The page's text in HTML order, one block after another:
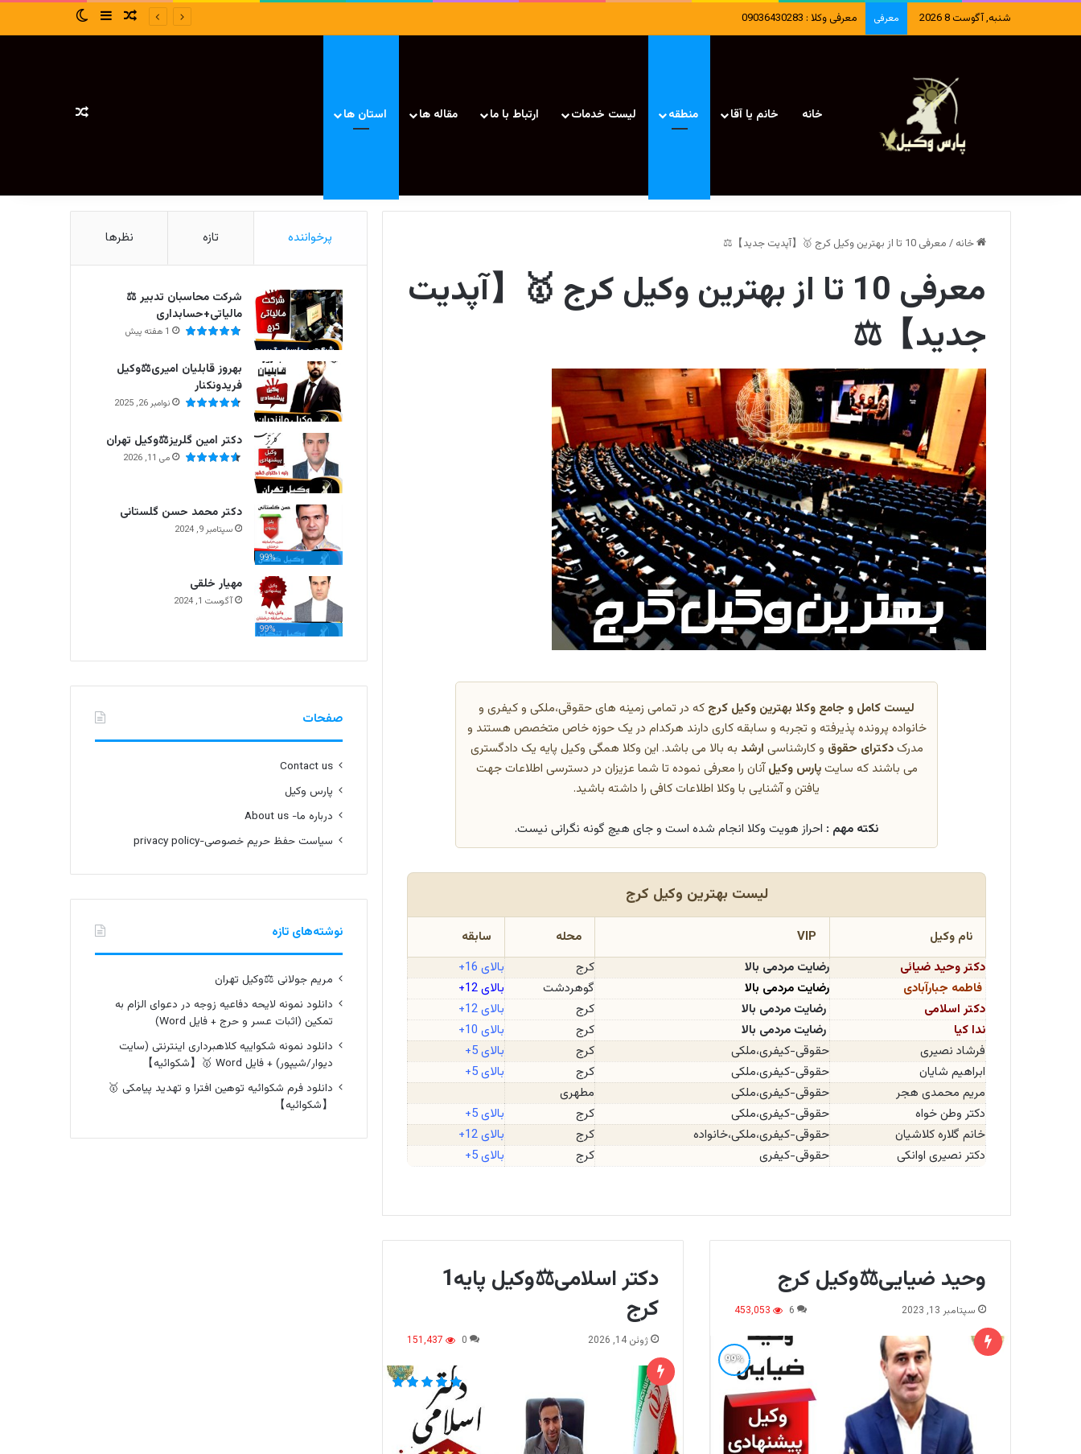
شنبه, آگوست 8 2026 معرفی معرفی وکلا : 09036430283 نوشته تصادفی
سایدبار
خانه خانم یا آقا منطقه لیست خدمات ارتباط با ما مقاله ها استان ها
خانه / معرفی 10 تا از بهترین وکیل کرج 🥇【آپدیت جدید】⚖️
معرفی 10 تا از بهترین وکیل کرج 🥇【آپدیت
جدید】⚖️
لیست کامل و جامع وکلا بهترین وکیل کرج که در تمامی زمینه های حقوقی،ملکی و کیفری و
خانواده پرونده پذیرفته و تجربه و سابقه کاری دارند هرکدام در یک حوزه خاص متخصص هستند و
مدرکدکترای حقوق و کارشناسی ارشد به بالا می باشد. این وکلا همگی وکیل پایه یک دادگستری
می باشند که سایتپارس وکیلآنان را معرفی نموده تا شما عزیزان در دسترسی اطلاعات جهت
یافتن و آشنایی با وکلا اطلاعات کافی را داشته باشید.
نکته مهم : احراز هویت وکلا انجام شده است و جای هیچ گونه نگرانی نیست.
لیست بهترین وکیل کرج
نام وکیل VIP محله
سابقه
دکتر وحید ضیائی
رضایت مردمی بالا کرج
بالای 16+
فاطمه جبارآبادی
رضایت مردمی بالا گوهردشت
بالای 12+
دکتر اسلامی
رضایت مردمی بالا کرج
بالای 12+
ندا کیا
رضایت مردمی بالا کرج
بالای 10+
فرشاد نصیری
حقوقی-کیفری،ملکی کرج
بالای 5+
ابراهیم شایان
حقوقی-کیفری،ملکی کرج
بالای 5+
مریم محمدی هجر
حقوقی-کیفری،ملکی
مطهری
دکتر وطن خواه
حقوقی-کیفری،ملکی کرج
بالای 5+
خانم گلاره کلاشیان
حقوقی-کیفری،ملکی،خانواده کرج
بالای 12+
دکتر نصیری اوانکی
حقوقی-کیفری کرج بالای 5+
وحید ضیایی⚖️وکیل کرج
سپتامبر 13, 2023 6
453,053
دکتر اسلامی⚖️وکیل پایه1
کرج
ژوئن 14, 2026 0
151,437
پرخواننده تازه نظرها
شرکت محاسبان تدبیر ⚖️
مالیاتی+حسابداری
1 هفته پیش
بهروز قابلیان امیری⚖️وکیل
فریدونکنار
نوامبر 26, 2025
دکتر امین گلریز⚖️وکیل تهران
می 11, 2026
99%
دکتر محمد حسن گلستانی
سپتامبر 9, 2024
99%
مهیار خلقی
آگوست 1, 2024
صفحات
Contact us
پارس وکیل
درباره ما- About us
سیاست حفظ حریم خصوصی-privacy policy
نوشته‌های تازه
مریم جولانی ⚖️وکیل تهران
دانلود نمونه لایحه دفاعیه زوجه در دعوای الزام به
تمکین (اثبات عسر و حرج + فایل Word)
دانلود نمونه شکواییه کلاهبرداری اینترنتی (سایت
دیوار/شیپور) + فایل Word 🥇【شکوائیه】
دانلود فرم شکوائیه توهین افترا و تهدید پیامکی 🥇
【شکوائیه】